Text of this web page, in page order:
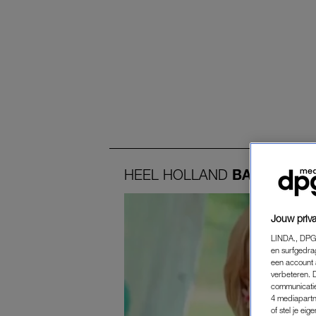
HEEL HOLLAND BAKT
Jouw
LINDA.,
en
een account
verbeteren.
4
of stel je